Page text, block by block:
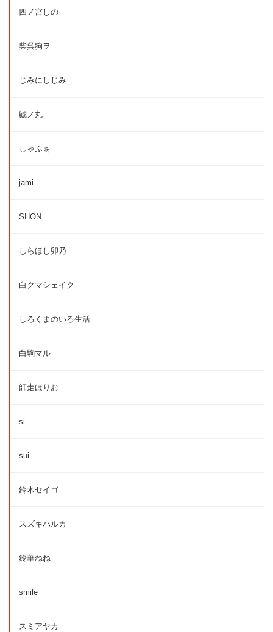
四ノ宮しの
柴呉狗ヲ
じみにしじみ
鯱ノ丸
しゃふぁ
jami
SHON
しらほし卯乃
白クマシェイク
しろくまのいる生活
白駒マル
師走ほりお
si
sui
鈴木セイゴ
スズキハルカ
鈴華ねね
smile
スミアヤカ